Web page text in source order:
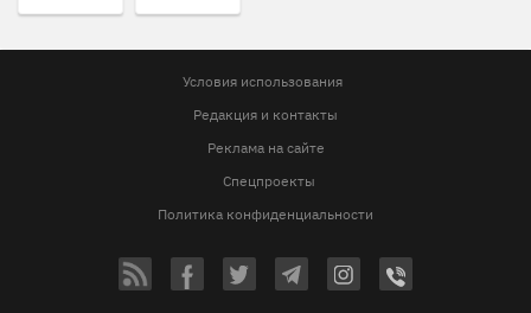
Условия использования
Редакция и контакты
Реклама на сайте
Спецпроекты
Политика конфиденциальности